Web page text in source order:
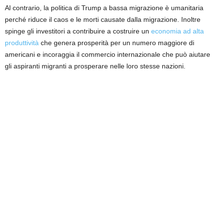
Al contrario, la politica di Trump a bassa migrazione è umanitaria
perché riduce il caos e le morti causate dalla migrazione. Inoltre
spinge gli investitori a contribuire a costruire un economia ad alta
produttività che genera prosperità per un numero maggiore di
americani e incoraggia il commercio internazionale che può aiutare
gli aspiranti migranti a prosperare nelle loro stesse nazioni.